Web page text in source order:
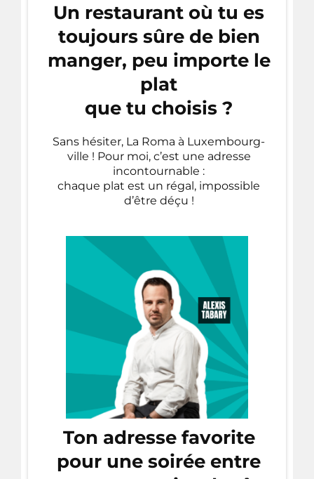
Un restaurant où tu es
toujours sûre de bien
manger, peu importe le
plat
que tu choisis ?
Sans hésiter, La Roma à Luxembourg-
ville ! Pour moi, c’est une adresse
incontournable :
chaque plat est un régal, impossible
d’être déçu !
Ton adresse favorite
pour une soirée entre